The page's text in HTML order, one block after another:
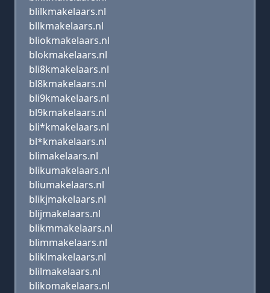
blilkmakelaars.nl
bllkmakelaars.nl
bliokmakelaars.nl
blokmakelaars.nl
bli8kmakelaars.nl
bl8kmakelaars.nl
bli9kmakelaars.nl
bl9kmakelaars.nl
bli*kmakelaars.nl
bl*kmakelaars.nl
blimakelaars.nl
blikumakelaars.nl
bliumakelaars.nl
blikjmakelaars.nl
blijmakelaars.nl
blikmmakelaars.nl
blimmakelaars.nl
bliklmakelaars.nl
blilmakelaars.nl
blikomakelaars.nl